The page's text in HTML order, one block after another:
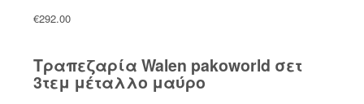
€292.00
Τραπεζαρία Walen pakoworld σετ
3τεμ μέταλλο μαύρο